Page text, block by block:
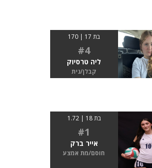
בת 17 | 170
#4
ליה טרסיוק
קבלן/נית
בת 18 | 1.72
#1
אייר ברק
חוסם/מת אמצע